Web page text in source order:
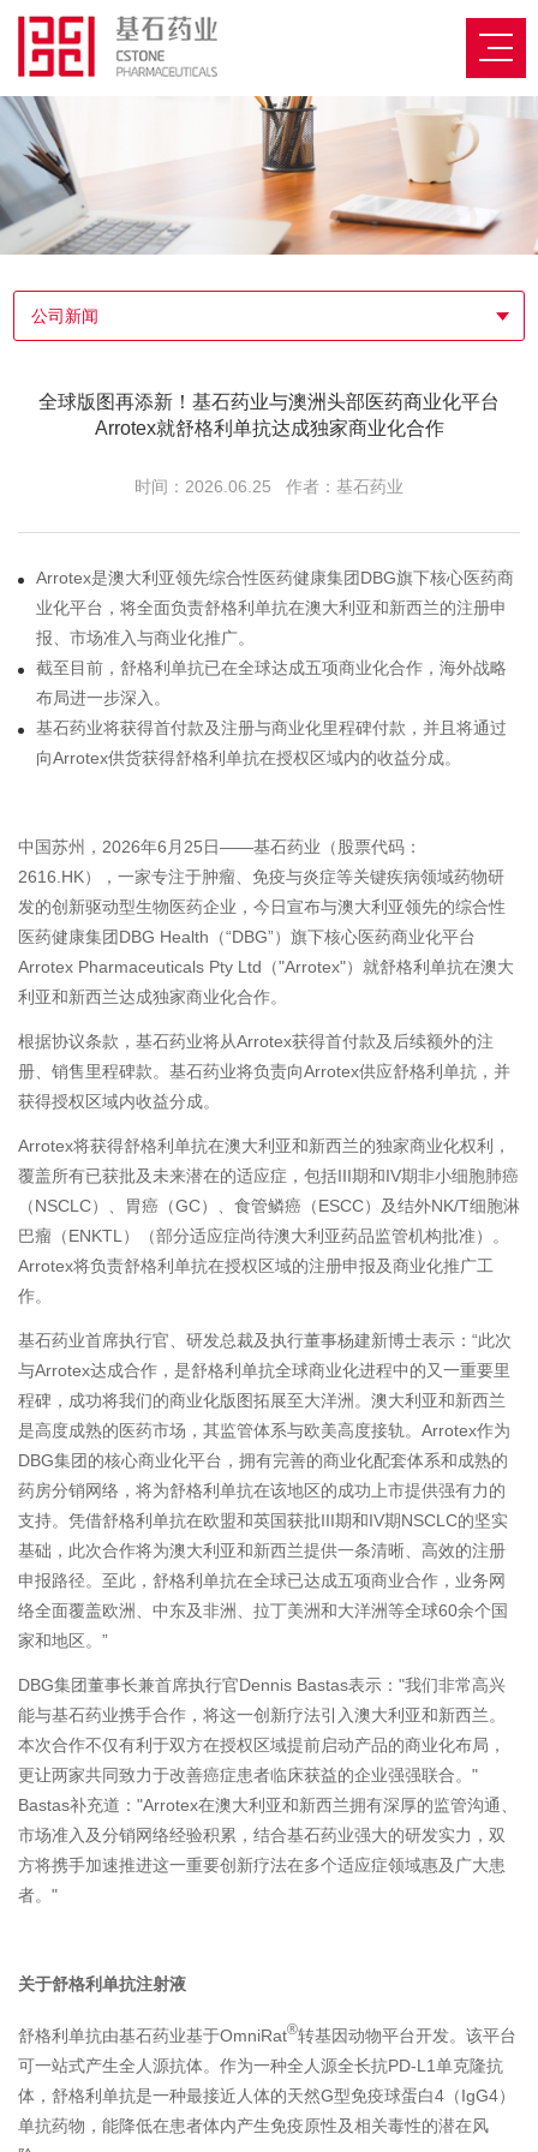
公司新闻
全球版图再添新！基石药业与澳洲头部医药商业化平台
Arrotex就舒格利单抗达成独家商业化合作
时间：2026.06.25 作者：基石药业
Arrotex是澳大利亚领先综合性医药健康集团DBG旗下核心医药商
业化平台，将全面负责舒格利单抗在澳大利亚和新西兰的注册申
报、市场准入与商业化推广。
截至目前，舒格利单抗已在全球达成五项商业化合作，海外战略
布局进一步深入。
基石药业将获得首付款及注册与商业化里程碑付款，并且将通过
向Arrotex供货获得舒格利单抗在授权区域内的收益分成。
中国苏州，2026年6月25日——基石药业（股票代码：
2616.HK），一家专注于肿瘤、免疫与炎症等关键疾病领域药物研
发的创新驱动型生物医药企业，今日宣布与澳大利亚领先的综合性
医药健康集团DBG Health（“DBG”）旗下核心医药商业化平台
Arrotex Pharmaceuticals Pty Ltd（"Arrotex"）就舒格利单抗在澳大
利亚和新西兰达成独家商业化合作。
根据协议条款，基石药业将从Arrotex获得首付款及后续额外的注
册、销售里程碑款。基石药业将负责向Arrotex供应舒格利单抗，并
获得授权区域内收益分成。
Arrotex将获得舒格利单抗在澳大利亚和新西兰的独家商业化权利，
覆盖所有已获批及未来潜在的适应症，包括III期和IV期非小细胞肺癌
（NSCLC）、胃癌（GC）、食管鳞癌（ESCC）及结外NK/T细胞淋
巴瘤（ENKTL）（部分适应症尚待澳大利亚药品监管机构批准）。
Arrotex将负责舒格利单抗在授权区域的注册申报及商业化推广工
作。
基石药业首席执行官、研发总裁及执行董事杨建新博士表示：“此次
与Arrotex达成合作，是舒格利单抗全球商业化进程中的又一重要里
程碑，成功将我们的商业化版图拓展至大洋洲。澳大利亚和新西兰
是高度成熟的医药市场，其监管体系与欧美高度接轨。Arrotex作为
DBG集团的核心商业化平台，拥有完善的商业化配套体系和成熟的
药房分销网络，将为舒格利单抗在该地区的成功上市提供强有力的
支持。凭借舒格利单抗在欧盟和英国获批III期和IV期NSCLC的坚实
基础，此次合作将为澳大利亚和新西兰提供一条清晰、高效的注册
申报路径。至此，舒格利单抗在全球已达成五项商业合作，业务网
络全面覆盖欧洲、中东及非洲、拉丁美洲和大洋洲等全球60余个国
家和地区。”
DBG集团董事长兼首席执行官Dennis Bastas表示："我们非常高兴
能与基石药业携手合作，将这一创新疗法引入澳大利亚和新西兰。
本次合作不仅有利于双方在授权区域提前启动产品的商业化布局，
更让两家共同致力于改善癌症患者临床获益的企业强强联合。"
Bastas补充道："Arrotex在澳大利亚和新西兰拥有深厚的监管沟通、
市场准入及分销网络经验积累，结合基石药业强大的研发实力，双
方将携手加速推进这一重要创新疗法在多个适应症领域惠及广大患
者。"
关于舒格利单抗注射液
舒格利单抗由基石药业基于OmniRat®转基因动物平台开发。该平台
可一站式产生全人源抗体。作为一种全人源全长抗PD-L1单克隆抗
体，舒格利单抗是一种最接近人体的天然G型免疫球蛋白4（IgG4）
单抗药物，能降低在患者体内产生免疫原性及相关毒性的潜在风